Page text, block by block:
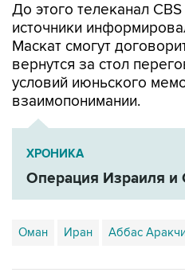
До этого телеканал
источники
Маскат смогут
вернутся за стол
условий июньского
взаимопонимании.
ХРОНИКА
Операция Израиля
Оман Иран Аббас